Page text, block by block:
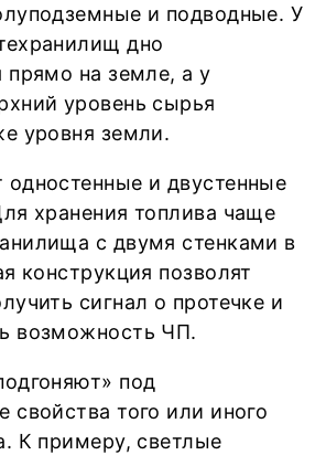
и подводные. У
дно
прямо на земле, а у
уровень сырья
уровня земли.
и двустенные
хранения топлива чаще
с двумя стенками в
конструкция позволят
сигнал о протечке и
возможность ЧП.
под
свойства того или иного
К примеру, светлые